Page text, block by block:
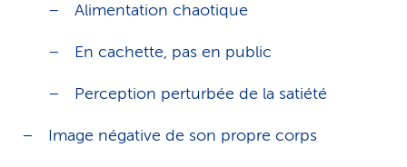
Alimentation chaotique
En cachette, pas en public
Perception perturbée de la satiété
Image négative de son propre corps